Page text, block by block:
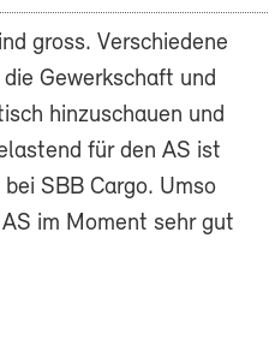
gross. Verschiedene
Gewerkschaft und
hinzuschauen und
für den AS ist
SBB Cargo. Umso
im Moment sehr gut